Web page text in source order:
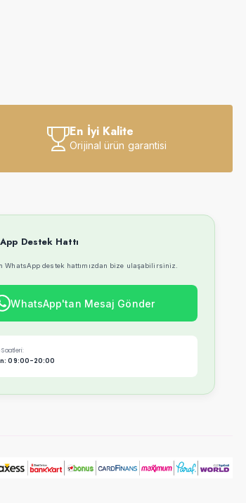
En İyi Kalite
Orijinal ürün garantisi
Destek Hattı
WhatsApp destek hattımızdan bize ulaşabilirsiniz.
WhatsApp'tan Mesaj Gönder
Saatleri:
09:00-20:00